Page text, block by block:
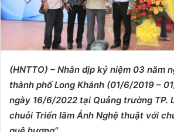
(HNTTO) – Nhân dịp kỷ niệm 03 năm
thành phố Long Khánh (01/6/2019 –
ngày 16/6/2022 tại Quảng trường TP.
chuỗi Triển lãm Ảnh Nghệ thuật với